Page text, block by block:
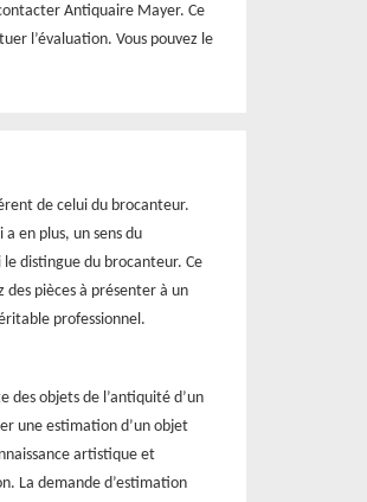
Antiquaire Mayer. Ce
l’évaluation. Vous pouvez le
de celui du brocanteur.
en plus, un sens du
distingue du brocanteur. Ce
des pièces à présenter à un
professionnel.
des objets de l’antiquité d’un
une estimation d’un objet
artistique et
La demande d’estimation